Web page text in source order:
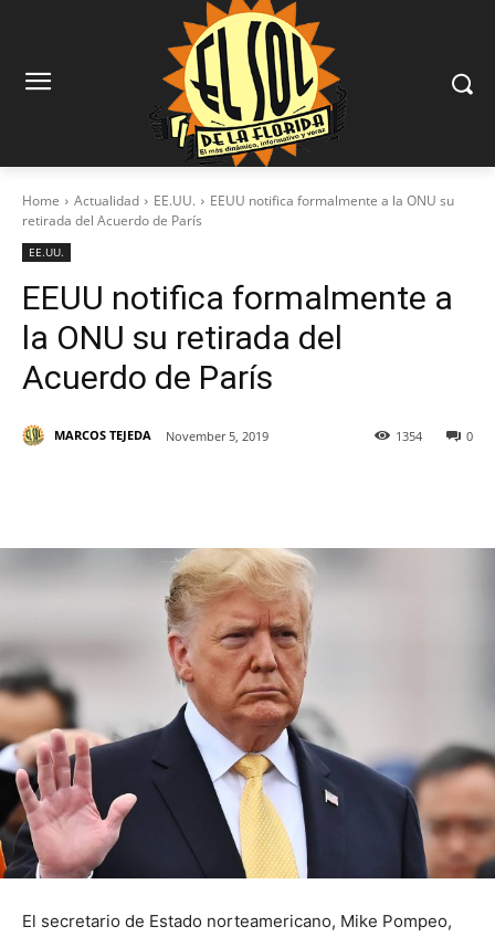
Home Actualidad EE.UU.
EEUU notifica formalmente a la ONU su
retirada del Acuerdo de París
EE.UU.
EEUU notifica formalmente a
la ONU su retirada del
Acuerdo de París
MARCOS TEJEDA November 5, 2019 0
1354
El secretario de Estado norteamericano, Mike Pompeo,